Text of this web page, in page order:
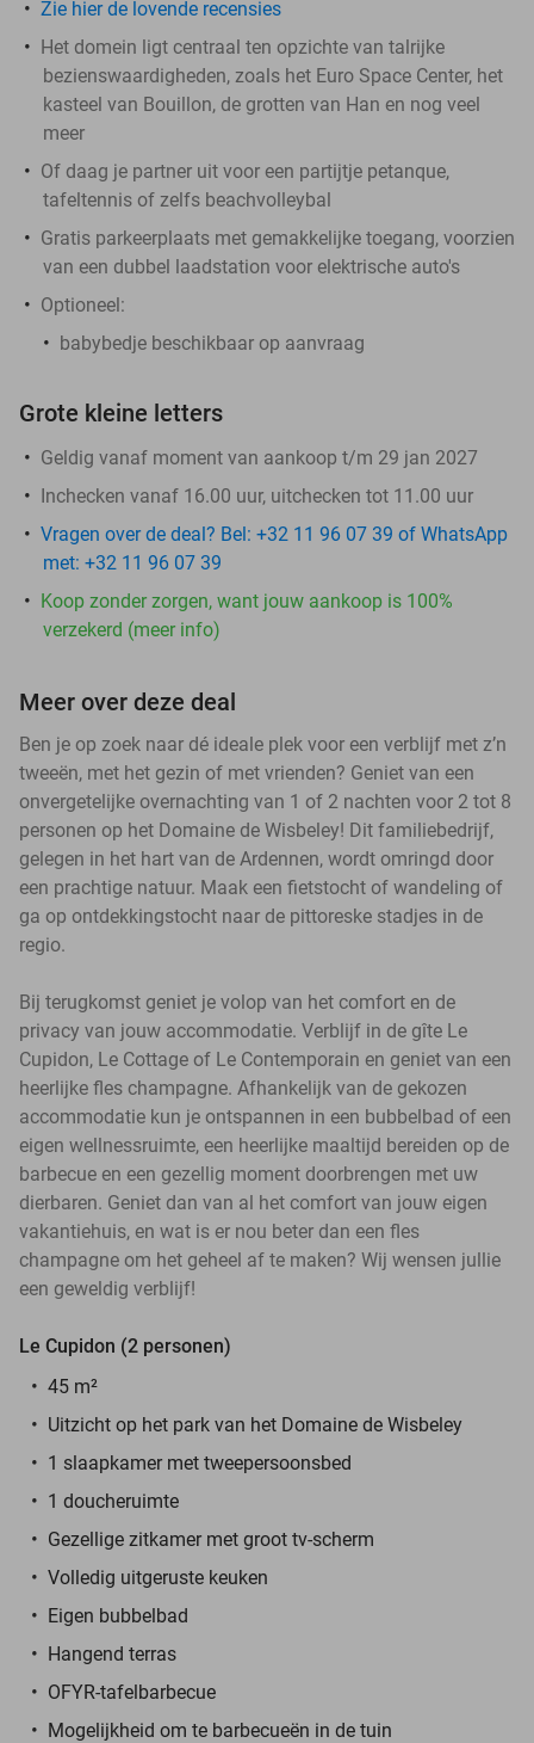
Zie hier de lovende recensies
Het domein ligt centraal ten opzichte van talrijke
bezienswaardigheden, zoals het Euro Space Center, het
kasteel van Bouillon, de grotten van Han en nog veel
meer
Of daag je partner uit voor een partijtje petanque,
tafeltennis of zelfs beachvolleybal
Gratis parkeerplaats met gemakkelijke toegang, voorzien
van een dubbel laadstation voor elektrische auto's
Optioneel:
babybedje beschikbaar op aanvraag
Grote kleine letters
Geldig vanaf moment van aankoop t/m 29 jan 2027
Inchecken vanaf 16.00 uur, uitchecken tot 11.00 uur
Vragen over de deal? Bel: +32 11 96 07 39 of WhatsApp
met: +32 11 96 07 39
Koop zonder zorgen, want jouw aankoop is 100%
verzekerd (meer info)
Meer over deze deal
Ben je op zoek naar dé ideale plek voor een verblijf met z’n
tweeën, met het gezin of met vrienden? Geniet van een
onvergetelijke overnachting van 1 of 2 nachten voor 2 tot 8
personen op het Domaine de Wisbeley! Dit familiebedrijf,
gelegen in het hart van de Ardennen, wordt omringd door
een prachtige natuur. Maak een fietstocht of wandeling of
ga op ontdekkingstocht naar de pittoreske stadjes in de
regio.
Bij terugkomst geniet je volop van het comfort en de
privacy van jouw accommodatie. Verblijf in de gîte Le
Cupidon, Le Cottage of Le Contemporain en geniet van een
heerlijke fles champagne. Afhankelijk van de gekozen
accommodatie kun je ontspannen in een bubbelbad of een
eigen wellnessruimte, een heerlijke maaltijd bereiden op de
barbecue en een gezellig moment doorbrengen met uw
dierbaren. Geniet dan van al het comfort van jouw eigen
vakantiehuis, en wat is er nou beter dan een fles
champagne om het geheel af te maken? Wij wensen jullie
een geweldig verblijf!
Le Cupidon (2 personen)
45 m²
Uitzicht op het park van het Domaine de Wisbeley
1 slaapkamer met tweepersoonsbed
1 doucheruimte
Gezellige zitkamer met groot tv-scherm
Volledig uitgeruste keuken
Eigen bubbelbad
Hangend terras
OFYR-tafelbarbecue
Mogelijkheid om te barbecueën in de tuin